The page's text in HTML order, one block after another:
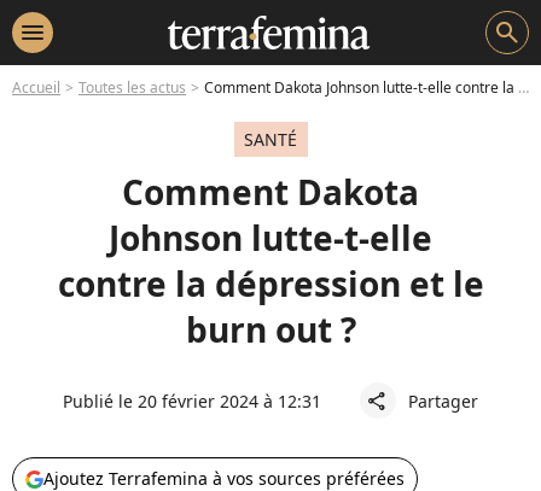
menu search
Accueil Toutes les actus Comment Dakota Johnson lutte-t-elle contre la dépression et le burn out ?
SANTÉ
Comment Dakota
Johnson lutte-t-elle
contre la dépression et le
burn out ?
Publié le 20 février 2024 à 12:31 share Partager
Ajoutez Terrafemina à vos sources préférées